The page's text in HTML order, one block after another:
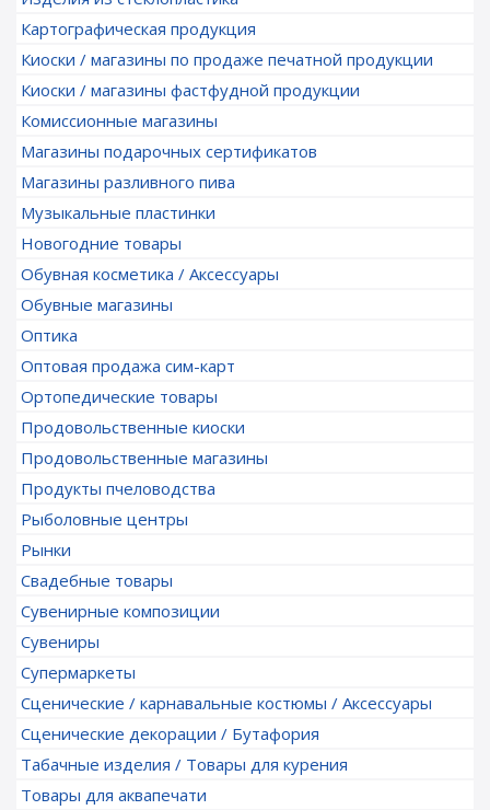
Картографическая продукция
Киоски / магазины по продаже печатной продукции
Киоски / магазины фастфудной продукции
Комиссионные магазины
Магазины подарочных сертификатов
Магазины разливного пива
Музыкальные пластинки
Новогодние товары
Обувная косметика / Аксессуары
Обувные магазины
Оптика
Оптовая продажа сим-карт
Ортопедические товары
Продовольственные киоски
Продовольственные магазины
Продукты пчеловодства
Рыболовные центры
Рынки
Свадебные товары
Сувенирные композиции
Сувениры
Супермаркеты
Сценические / карнавальные костюмы / Аксессуары
Сценические декорации / Бутафория
Табачные изделия / Товары для курения
Товары для аквапечати